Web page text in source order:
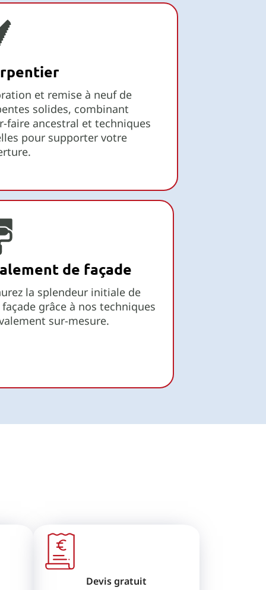
et remise à neuf de
solides, combinant
faire ancestral et techniques
pour supporter votre
de façade
la splendeur initiale de
grâce à nos techniques
sur-mesure.
Devis gratuit